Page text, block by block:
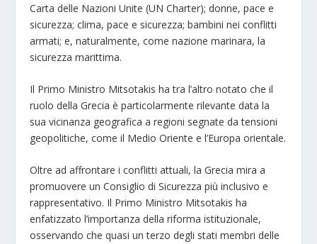
Carta delle Nazioni Unite (UN Charter); donne, pace e
sicurezza; clima, pace e sicurezza; bambini nei conflitti
armati; e, naturalmente, come nazione marinara, la
sicurezza marittima.
Il Primo Ministro Mitsotakis ha tra l’altro notato che il
ruolo della Grecia è particolarmente rilevante data la
sua vicinanza geografica a regioni segnate da tensioni
geopolitiche, come il Medio Oriente e l’Europa orientale.
Oltre ad affrontare i conflitti attuali, la Grecia mira a
promuovere un Consiglio di Sicurezza più inclusivo e
rappresentativo. Il Primo Ministro Mitsotakis ha
enfatizzato l’importanza della riforma istituzionale,
osservando che quasi un terzo degli stati membri delle